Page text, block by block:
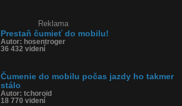
Reklama
Prestaň čumieť do mobilu!
Autor: hosentroger
36 432 videní
Čumenie do mobilu počas jazdy ho takmer
stálo
Autor: tchoroid
18 770 videní